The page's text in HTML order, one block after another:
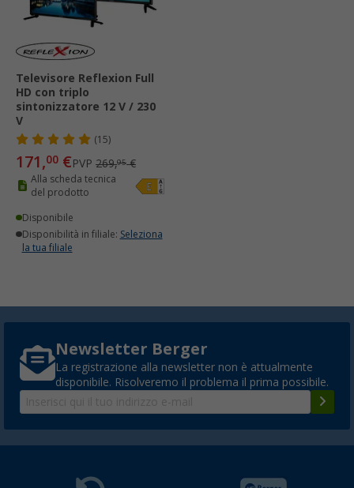
Televisore Reflexion Full
HD con triplo
sintonizzatore 12 V / 230
V
(15)
171,00 €PVP 269,95€
Alla scheda tecnica
del prodotto
Disponibile
Disponibilità in filiale: Seleziona
la tua filiale
Newsletter Berger
La registrazione alla newsletter non è attualmente
disponibile. Risolveremo il problema il prima possibile.